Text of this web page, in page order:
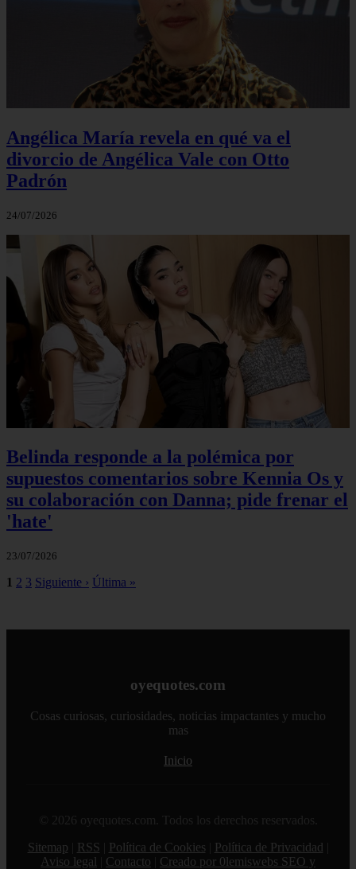
Angélica María revela en qué va el
divorcio de Angélica Vale con Otto
Padrón
24/07/2026
Belinda responde a la polémica por
supuestos comentarios sobre Kennia Os y
su colaboración con Danna; pide frenar el
'hate'
23/07/2026
1 2 3 Siguiente › Última »
oyequotes.com
Cosas curiosas, curiosidades, noticias impactantes y mucho
mas
Inicio
© 2026 oyequotes.com. Todos los derechos reservados.
Sitemap
RSS Política de Cookies Política de Privacidad
Aviso legal
Contacto
Creado por 0lemiswebs SEO y